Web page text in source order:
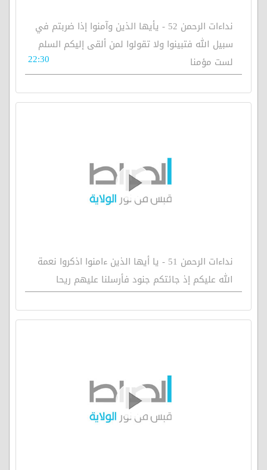
نداءات الرحمن 52 - يأيها الذين وآمنوا إذا ضربتم في
سبيل الله فتبينوا ولا تقولوا لمن ألقى إليكم السلم
لست مؤمنا
22:30
نداءات الرحمن 51 - يا أيها الذين ءامنوا اذكروا نعمة
الله عليكم إذ جائتكم جنود فأرسلنا عليهم ريحا